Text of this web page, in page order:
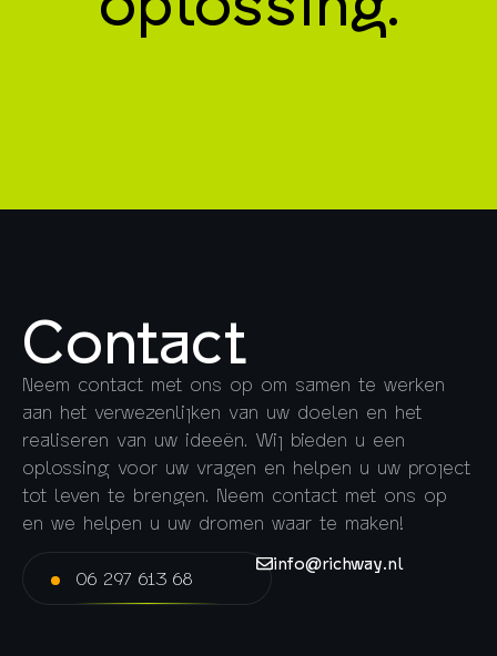
Contact
Neem contact met ons op om samen te werken
aan het verwezenlijken van uw doelen en het
realiseren van uw ideeën. Wij bieden u een
oplossing voor uw vragen en helpen u uw project
tot leven te brengen. Neem contact met ons op
en we helpen u uw dromen waar te maken!
06 297 613 68
info@richway.nl